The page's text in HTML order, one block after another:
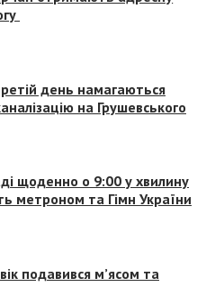
день намагаються
на Грушевського
щоденно о 9:00 у хвилину
метроном та Гімн України
подавився м’ясом та